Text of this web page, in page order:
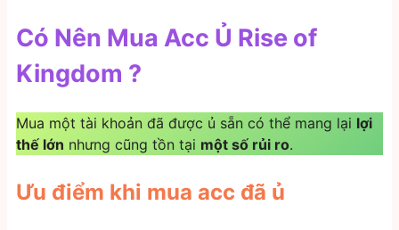
Có Nên Mua Acc Ủ Rise of
Kingdom ?
Mua một tài khoản đã được ủ sẵn có thể mang lại lợi
thế lớn nhưng cũng tồn tại một số rủi ro.
Ưu điểm khi mua acc đã ủ